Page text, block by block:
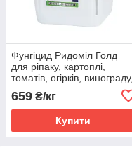
Фунгіцид Ридоміл Голд
для ріпаку, картоплі,
томатів, огірків, винограду,
тютюну
659 ₴/кг
Купити